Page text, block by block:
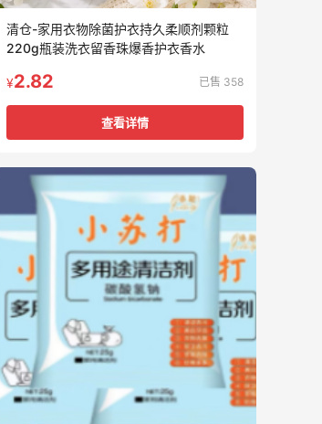
清仓-家用衣物除菌护衣持久柔顺剂颗粒
220g瓶装洗衣留香珠爆香护衣香水
¥2.82 已售 358
查看详情